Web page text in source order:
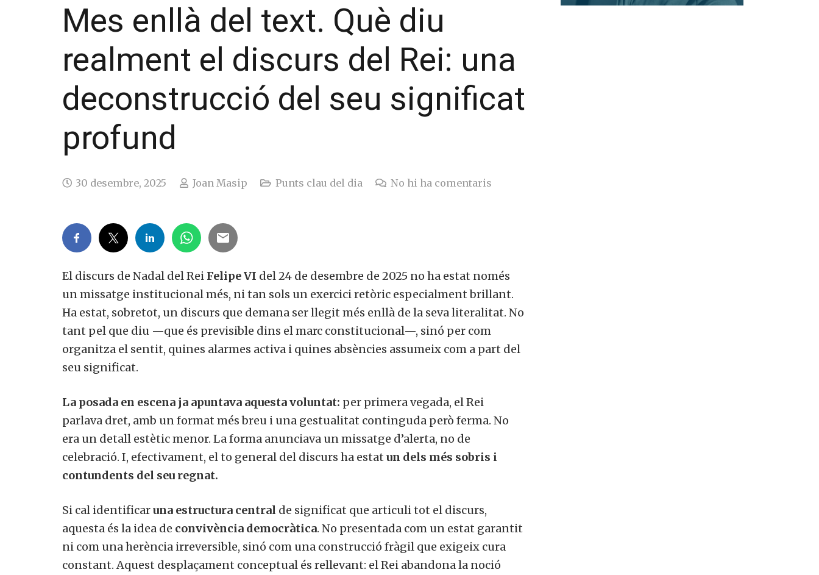
Mes enllà del text. Què diu
realment el discurs del Rei: una
deconstrucció del seu significat
profund
30 desembre, 2025 Joan Masip Punts clau del dia No hi ha comentaris
El discurs de Nadal del Rei Felipe VI del 24 de desembre de 2025 no ha estat només
un missatge institucional més, ni tan sols un exercici retòric especialment brillant.
Ha estat, sobretot, un discurs que demana ser llegit més enllà de la seva literalitat. No
tant pel que diu —que és previsible dins el marc constitucional—, sinó per com
organitza el sentit, quines alarmes activa i quines absències assumeix com a part del
seu significat.
La posada en escena ja apuntava aquesta voluntat: per primera vegada, el Rei
parlava dret, amb un format més breu i una gestualitat continguda però ferma. No
era un detall estètic menor. La forma anunciava un missatge d’alerta, no de
celebració. I, efectivament, el to general del discurs ha estat un dels més sobris i
contundents del seu regnat.
Si cal identificaruna estructura central de significat que articuli tot el discurs,
aquesta és la idea de convivència democràtica. No presentada com un estat garantit
ni com una herència irreversible, sinó com una construcció fràgil que exigeix cura
constant. Aquest desplaçament conceptual és rellevant: el Rei abandona la noció